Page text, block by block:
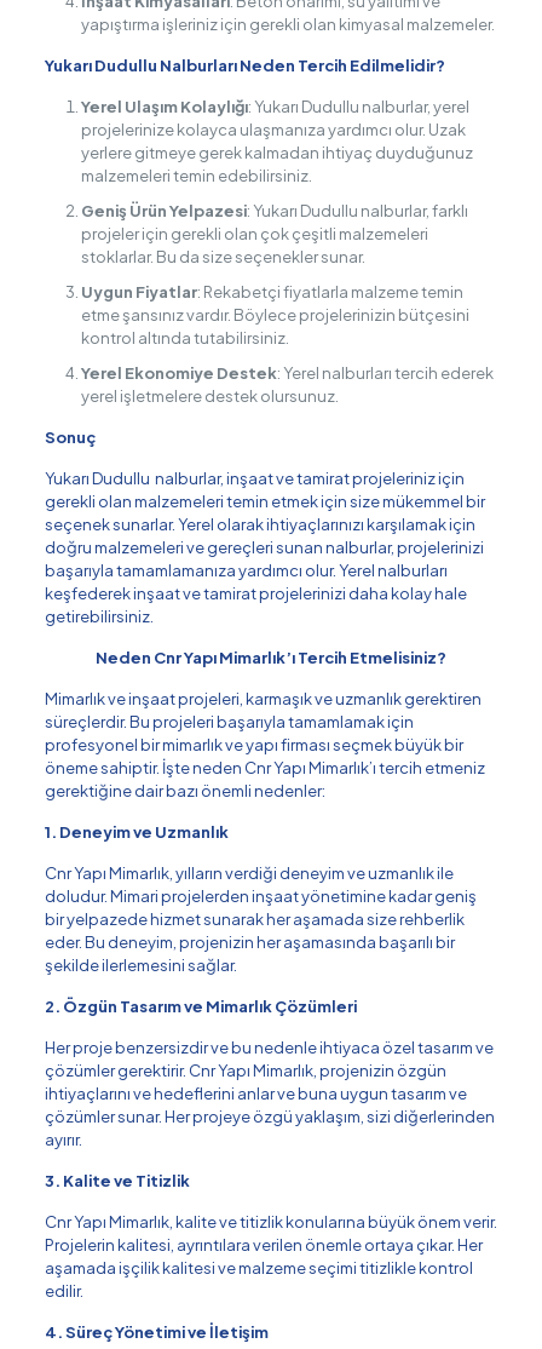
yapıştırma işleriniz için gerekli olan kimyasal malzemeler.
Yukarı Dudullu Nalburları Neden Tercih Edilmelidir?
Yerel Ulaşım Kolaylığı: Yukarı Dudullu nalburlar, yerel
projelerinize kolayca ulaşmanıza yardımcı olur. Uzak
yerlere gitmeye gerek kalmadan ihtiyaç duyduğunuz
malzemeleri temin edebilirsiniz.
Geniş Ürün Yelpazesi: Yukarı Dudullu nalburlar, farklı
projeler için gerekli olan çok çeşitli malzemeleri
stoklarlar. Bu da size seçenekler sunar.
Uygun Fiyatlar: Rekabetçi fiyatlarla malzeme temin
etme şansınız vardır. Böylece projelerinizin bütçesini
kontrol altında tutabilirsiniz.
Yerel Ekonomiye Destek: Yerel nalburları tercih ederek
yerel işletmelere destek olursunuz.
Sonuç
Yukarı Dudullu nalburlar, inşaat ve tamirat projeleriniz için
gerekli olan malzemeleri temin etmek için size mükemmel bir
seçenek sunarlar. Yerel olarak ihtiyaçlarınızı karşılamak için
doğru malzemeleri ve gereçleri sunan nalburlar, projelerinizi
başarıyla tamamlamanıza yardımcı olur. Yerel nalburları
keşfederek inşaat ve tamirat projelerinizi daha kolay hale
getirebilirsiniz.
Neden Cnr Yapı Mimarlık’ı Tercih Etmelisiniz?
Mimarlık ve inşaat projeleri, karmaşık ve uzmanlık gerektiren
süreçlerdir. Bu projeleri başarıyla tamamlamak için
profesyonel bir mimarlık ve yapı firması seçmek büyük bir
öneme sahiptir. İşte neden Cnr Yapı Mimarlık’ı tercih etmeniz
gerektiğine dair bazı önemli nedenler:
1. Deneyim ve Uzmanlık
Cnr Yapı Mimarlık, yılların verdiği deneyim ve uzmanlık ile
doludur. Mimari projelerden inşaat yönetimine kadar geniş
bir yelpazede hizmet sunarak her aşamada size rehberlik
eder. Bu deneyim, projenizin her aşamasında başarılı bir
şekilde ilerlemesini sağlar.
2. Özgün Tasarım ve Mimarlık Çözümleri
Her proje benzersizdir ve bu nedenle ihtiyaca özel tasarım ve
çözümler gerektirir. Cnr Yapı Mimarlık, projenizin özgün
ihtiyaçlarını ve hedeflerini anlar ve buna uygun tasarım ve
çözümler sunar. Her projeye özgü yaklaşım, sizi diğerlerinden
ayırır.
3. Kalite ve Titizlik
Cnr Yapı Mimarlık, kalite ve titizlik konularına büyük önem verir.
Projelerin kalitesi, ayrıntılara verilen önemle ortaya çıkar. Her
aşamada işçilik kalitesi ve malzeme seçimi titizlikle kontrol
edilir.
4. Süreç Yönetimi ve İletişim